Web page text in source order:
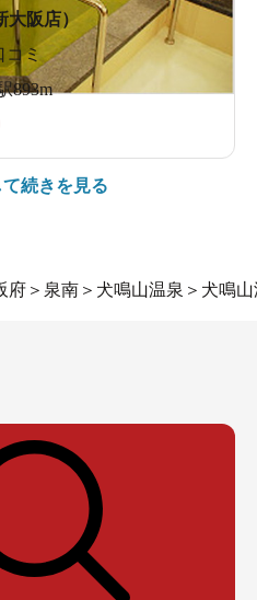
大阪店）
コミ
893m
続きを見る
府 ＞ 泉南 ＞ 犬鳴山温泉 ＞ 犬鳴